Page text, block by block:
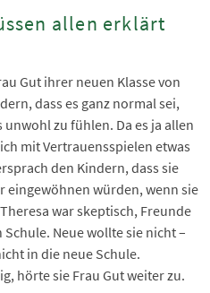
allen erklärt
Gut ihrer neuen Klasse von
dass es ganz normal sei,
zu fühlen. Da es ja allen
mit Vertrauensspielen etwas
den Kindern, dass sie
eingewöhnen würden, wenn sie
war skeptisch, Freunde
Neue wollte sie nicht –
in die neue Schule.
hörte sie Frau Gut weiter zu.